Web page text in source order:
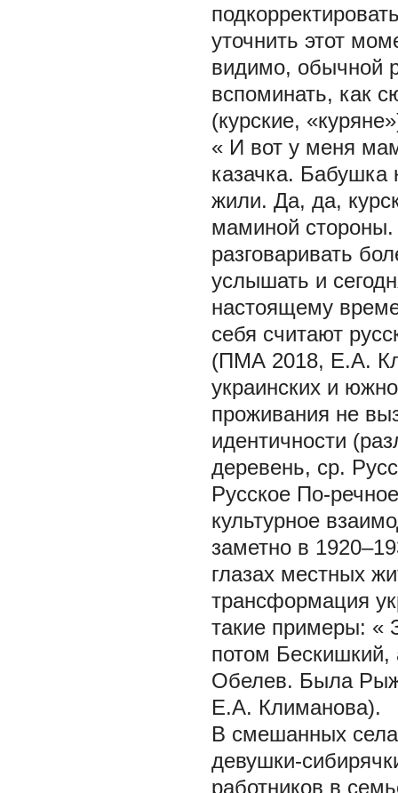
уточнить этот
видимо, обычной
вспоминать, как
(курские,
« И вот у меня
казачка. Бабушка
жили. Да, да,
маминой
разговаривать
услышать и
настоящему
себя считают
(ПМА 2018, Е.А.
украинских и
проживания не
идентичности
деревень, ср.
Русское По-
культурное
заметно в
глазах местных
трансформация
такие примеры: «
потом
Обелев. Была
Е.А. Климанова).
В смешанных
девушки-
работников в